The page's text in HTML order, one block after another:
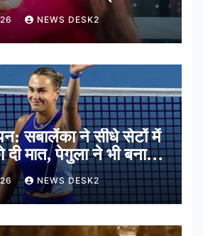
NEWS DESK2
सबालेंका ने सीधे सेटों में
मात, पेगुला ने भी बनाई
NEWS DESK2